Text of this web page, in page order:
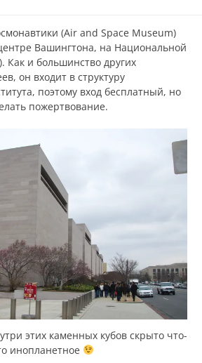
(Air and Space Museum)
Вашингтона, на Национальной
Как и большинство других
он входит в структуру
поэтому вход бесплатный, но
пожертвование.
этих каменных кубов скрыто что-
инопланетное